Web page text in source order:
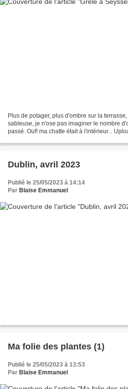
Plus de potager, plus d'ombre sur la
sableuse, je n'ose pas imaginer le nombre
passé. Ouf! ma chatte était à l'intérieur...
Dublin, avril 2023
Publié le 25/05/2023 à 14:14
Par Blaise Emmanuel
Ma folie des plantes (1)
Publié le 25/05/2023 à 13:53
Par Blaise Emmanuel